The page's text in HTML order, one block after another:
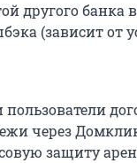
другого банка
(зависит от
пользователи
через
защиту